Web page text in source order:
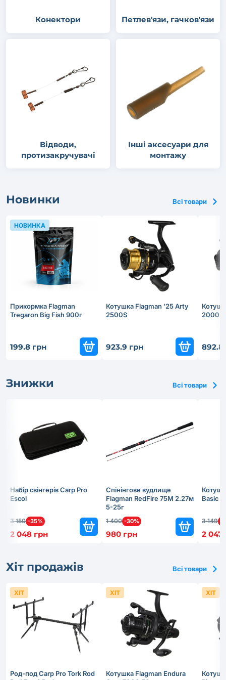
Конектори Петлев'язи, гачков'язи
Відводи,
протизакручувачі
Інші аксесуари для
монтажу
Новинки Всі товари
Прикормка Flagman
Tregaron Big Fish 900г
199.8 грн
НОВИНКА
Котушка Flagman '25 Arty
2500S
923.9 грн
2000S
892.8
Знижки Всі товари
Набір свінгерів Carp Pro
Escol
3 150 -35%
2 048 грн
Спінінгове вудлище
Flagman RedFire 75M 2.27м
5-25г
1 400 -30%
980 грн
Basic
3 149
2 047
Хіт продажів Всі товари
Род-под Carp Pro Tork Rod
ХІТ
Котушка Flagman Endura
ХІТ ХІТ